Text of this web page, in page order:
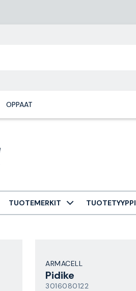
OPPAAT
TUOTEMERKIT TUOTETYYPPI
ARMACELL
Pidike
3016080122